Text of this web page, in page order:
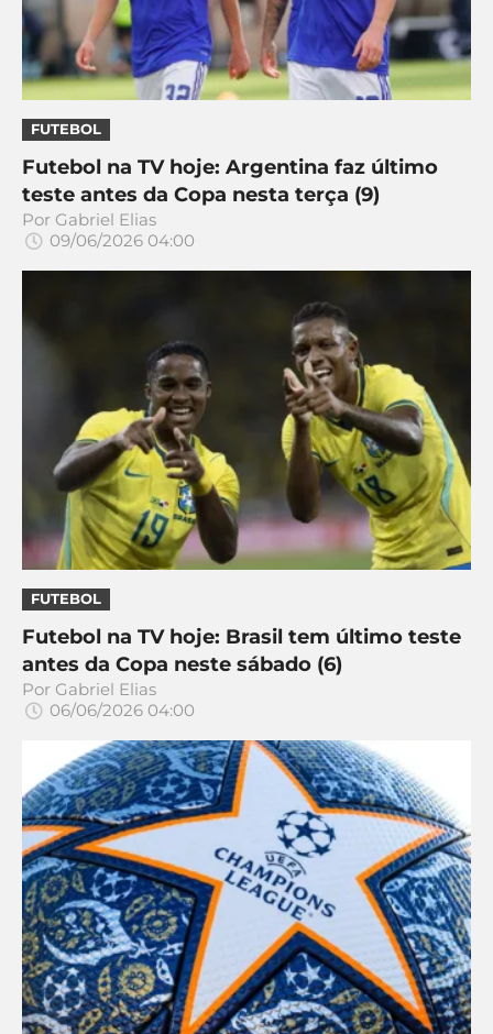
ONLINE
2026
GRÊMIO
MG
CRUZEIRO
LALIGA
FUTEBOL
Futebol na TV hoje: Argentina faz último
teste antes da Copa nesta terça (9)
Por Gabriel Elias
09/06/2026 04:00
FUTEBOL
Futebol na TV hoje: Brasil tem último teste
antes da Copa neste sábado (6)
Por Gabriel Elias
06/06/2026 04:00